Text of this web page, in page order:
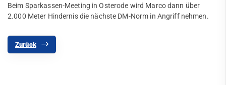
Beim Sparkassen-Meeting in Osterode wird Marco dann über
2.000 Meter Hindernis die nächste DM-Norm in Angriff nehmen.
Zurück
Tennisschule
Volleyball